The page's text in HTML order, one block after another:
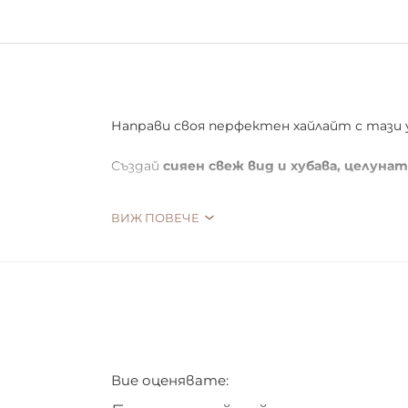
Направи своя перфектен хайлайт с тази
Създай сияен свеж вид и хубава,
ВИЖ ПОВЕЧЕ
Вие оценявате: